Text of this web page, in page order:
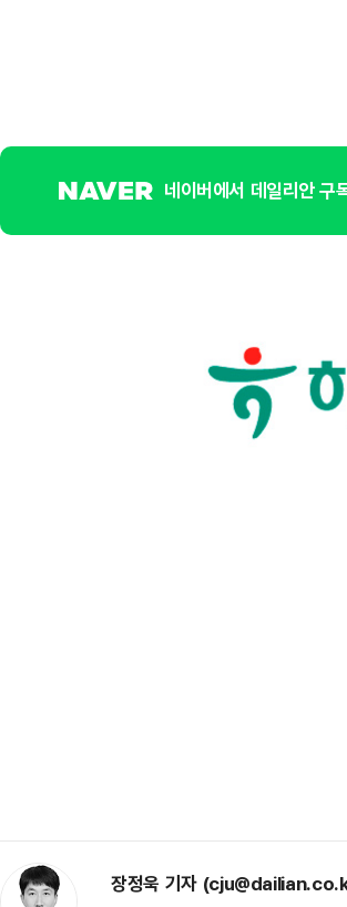
네이버에서 데일리안 구
장정욱 기자